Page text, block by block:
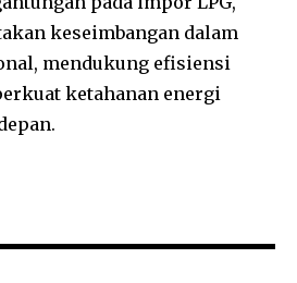
keseimbangan dalam
mendukung efisiensi
ketahanan energi